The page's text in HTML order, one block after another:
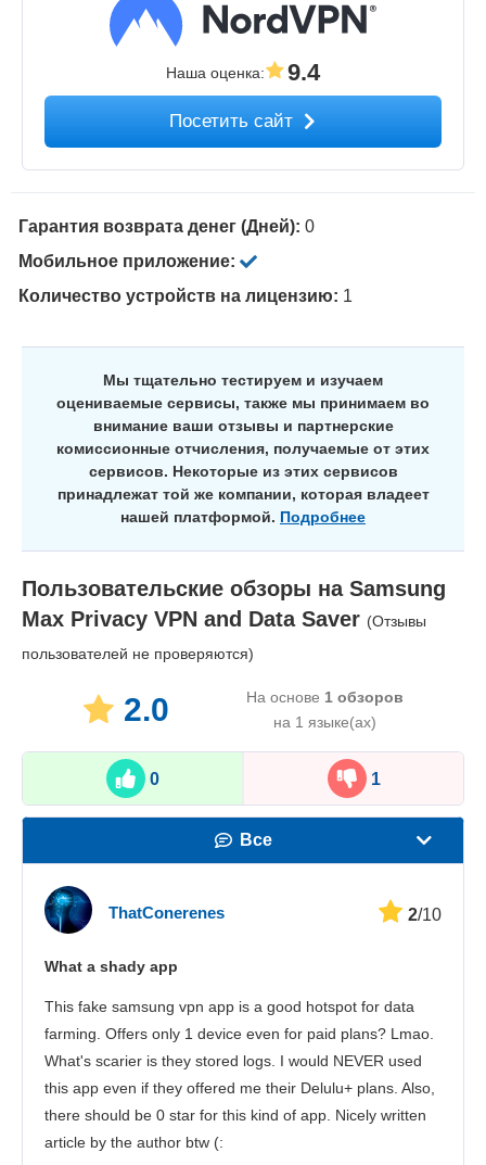
Наша оценка: 9.4
Посетить сайт
Гарантия возврата денег (Дней): 0
Мобильное приложение:
Количество устройств на лицензию: 1
Мы тщательно тестируем и изучаем
оцениваемые сервисы, также мы принимаем во
внимание ваши отзывы и партнерские
комиссионные отчисления, получаемые от этих
сервисов. Некоторые из этих сервисов
принадлежат той же компании, которая владеет
нашей платформой. Подробнее
Пользовательские обзоры на Samsung
Max Privacy VPN and Data Saver (Отзывы
пользователей не проверяются)
2.0 На основе 1 обзоров
на 1 языке(ах)
0 1
Все
Поддержка пользователей
ThatConerenes 2/10
What a shady app
This fake samsung vpn app is a good hotspot for data
farming. Offers only 1 device even for paid plans? Lmao.
What's scarier is they stored logs. I would NEVER used
this app even if they offered me their Delulu+ plans. Also,
there should be 0 star for this kind of app. Nicely written
article by the author btw (: